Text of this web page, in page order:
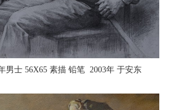
男士 56X65 素描 铅笔 2003年 于安东